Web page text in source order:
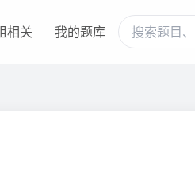
相关 我的题库